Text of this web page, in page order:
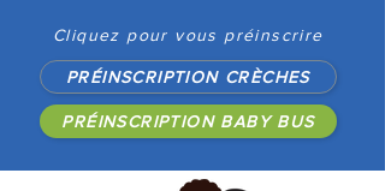
Cliquez pour vous préinscrire
PRÉINSCRIPTION CRÈCHES
PRÉINSCRIPTION BABY BUS